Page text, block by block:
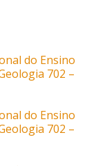
do Ensino
702 –
do Ensino
702 –